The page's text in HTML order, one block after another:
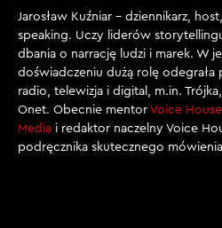
Jarosław Kuźniar – dziennikarz,
speaking. Uczy liderów
dbania o narrację ludzi i marek. W
doświadczeniu dużą rolę odegrała
radio, telewizja i digital, m.in.
Onet. Obecnie mentor Voice
Media i redaktor naczelny Voice
podręcznika skutecznego